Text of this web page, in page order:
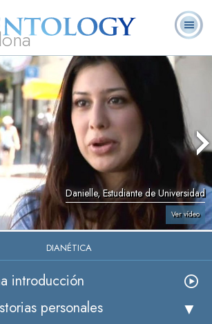
es
Ministros
Voluntarios
Preguntas más
frecuentes
Danielle, Estudiante de Universidad
Ver vídeo
DIANÉTICA
introducción
personales